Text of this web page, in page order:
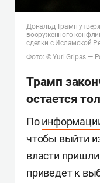
Дональд Трамп
вооруженного
сделки с Исламской
Фото: © Yuri Gripas —
Трамп
остается
По
чтобы выйти
власти
приведет к